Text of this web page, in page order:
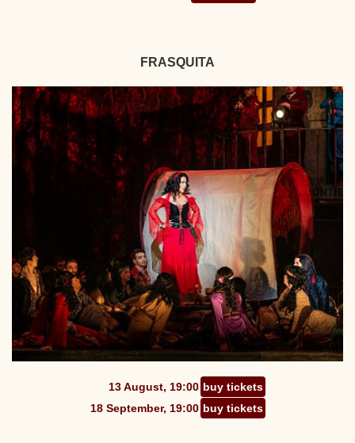
FRASQUITA
13 August, 19:00 buy tickets
18 September, 19:00 buy tickets